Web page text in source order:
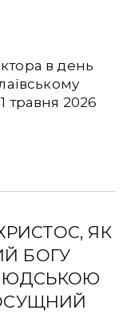
в день
травня 2026
ЯК
БОГУ